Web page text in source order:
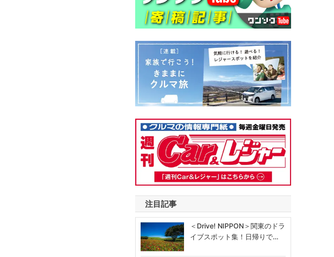
注目記事
＜Drive! NIPPON＞関東のドラ
イブスポット集！日帰りで…